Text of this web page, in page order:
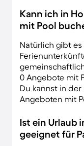
Kann ich in
mit Pool
Natürlich gibt
0 Angebote mit
Du kannst in
Angeboten mit
Ist ein Urlaub
geeignet für